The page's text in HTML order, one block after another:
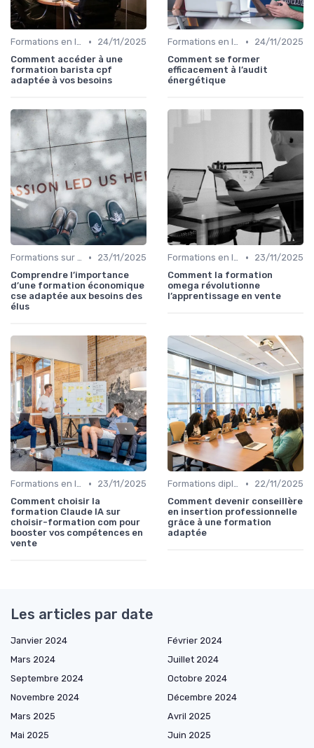
Formations en ligne •
24/11/2025
Comment accéder à une
formation barista cpf
adaptée à vos besoins
Formations en ligne •
24/11/2025
Comment se former
efficacement à l’audit
énergétique
Formations sur mesure pour entreprises •
23/11/2025
Comprendre l’importance
d’une formation économique
cse adaptée aux besoins des
élus
Formations en ligne •
23/11/2025
Comment la formation
omega révolutionne
l’apprentissage en vente
Formations en ligne •
23/11/2025
Comment choisir la
formation Claude IA sur
choisir-formation com pour
booster vos compétences en
vente
Formations diplômantes •
22/11/2025
Comment devenir conseillère
en insertion professionnelle
grâce à une formation
adaptée
Les articles par date
Janvier 2024
Février 2024
Mars 2024
Juillet 2024
Septembre 2024
Octobre 2024
Novembre 2024
Décembre 2024
Mars 2025
Avril 2025
Mai 2025
Juin 2025